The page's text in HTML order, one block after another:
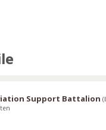
Support Battalion (